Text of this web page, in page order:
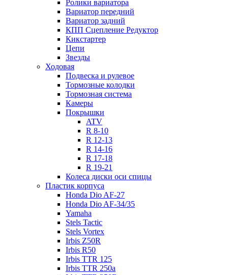
Ролики вариатора
Вариатор передний
Вариатор задний
КПП Сцепление Редуктор
Кикстартер
Цепи
Звезды
Ходовая
Подвеска и рулевое
Тормозные колодки
Тормозная система
Камеры
Покрышки
ATV
R 8-10
R 12-13
R 14-16
R 17-18
R 19-21
Колеса диски оси спицы
Пластик корпуса
Honda Dio AF-27
Honda Dio AF-34/35
Yamaha
Stels Tactic
Stels Vortex
Irbis Z50R
Irbis R50
Irbis TTR 125
Irbis TTR 250a